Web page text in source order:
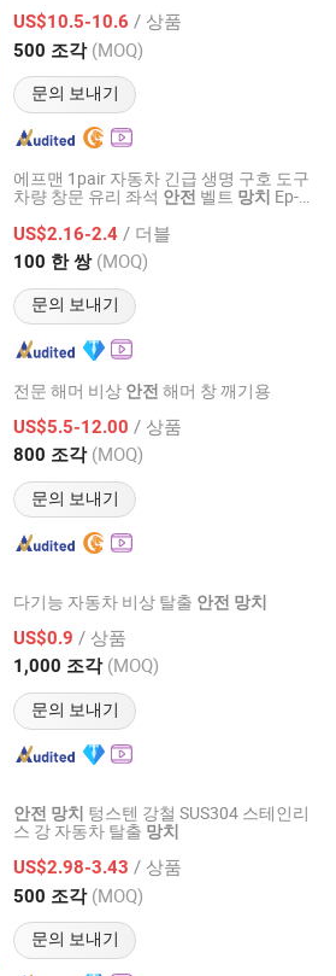
US$10.5-10.6 / 상품
500 조각 (MOQ)
문의 보내기
이후 2016
에프맨 1pair 자동차 긴급 생명 구호 도구
차량 창문 유리 좌석 안전 벨트 망치 Ep-
US$2.16-2.4 / 더블
100 한 쌍 (MOQ)
문의 보내기
Trade Co., Ltd.
이후 2024
전문 해머 비상 안전 해머 창 깨기용
US$5.5-12.00 / 상품
800 조각 (MOQ)
문의 보내기
이후 2021
다기능 자동차 비상 탈출 안전 망치
US$0.9 / 상품
1,000 조각 (MOQ)
문의 보내기
Co., Ltd.
이후 2007
안전 망치 텅스텐 강철 SUS304 스테인리
스 강 자동차 탈출 망치
US$2.98-3.43 / 상품
500 조각 (MOQ)
문의 보내기
이후 2010